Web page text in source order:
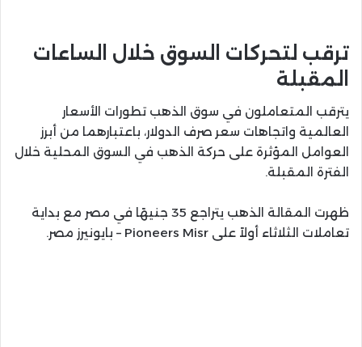
ترقب لتحركات السوق خلال الساعات
المقبلة
يترقب المتعاملون في سوق الذهب تطورات الأسعار
العالمية واتجاهات سعر صرف الدولار، باعتبارهما من أبرز
العوامل المؤثرة على حركة الذهب في السوق المحلية خلال
الفترة المقبلة.
ظهرت المقالة الذهب يتراجع 35 جنيهًا في مصر مع بداية
تعاملات الثلاثاء أولاً على Pioneers Misr – بايونيرز مصر.